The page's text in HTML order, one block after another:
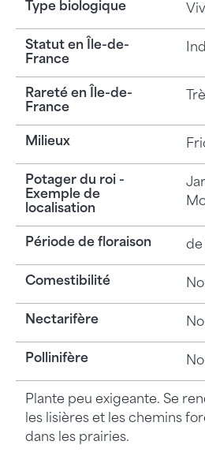
Type biologique
Statut en Île-de-
France
Rareté en Île-de-
France
Milieux
Potager du roi -
Exemple de
localisation
Période de floraison de
Comestibilité
Nectarifère
Pollinifère
Plante peu exigeante. Se
les lisières et les chemins
dans les prairies.